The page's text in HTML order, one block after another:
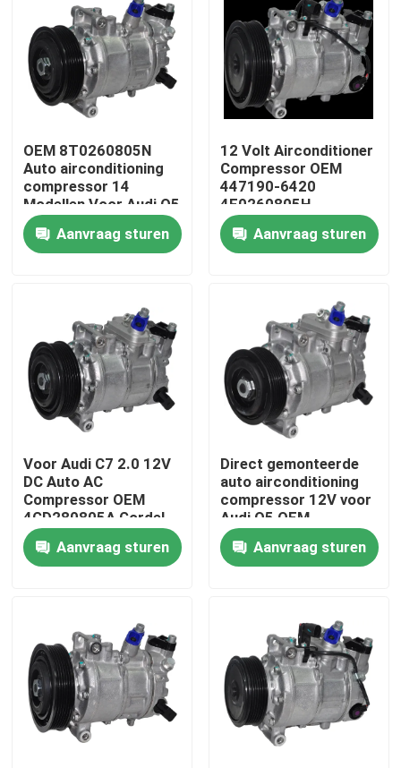
Thuis
Videos
Over ons
Fabriekstocht
Kwaliteitscontrole
Gevallen
Vraag een offerte aan
OEM 8T0260805N
Auto airconditioning
compressor 14
Modellen Voor Audi Q5
Aanvraag sturen
12 Volt Airconditioner
Compressor OEM
447190-6420
4F0260805H
4F0260805AF Voor
een Audi A6 20
Aanvraag sturen
Voor Audi C7 2.0 12V
DC Auto AC
Compressor OEM
4GD280805A Gordel
aangedreven
rechtstreekse
montage
Aanvraag sturen
Direct gemonteerde
auto airconditioning
compressor 12V voor
Audi Q5 OEM
8K026080SL
Aanvraag sturen